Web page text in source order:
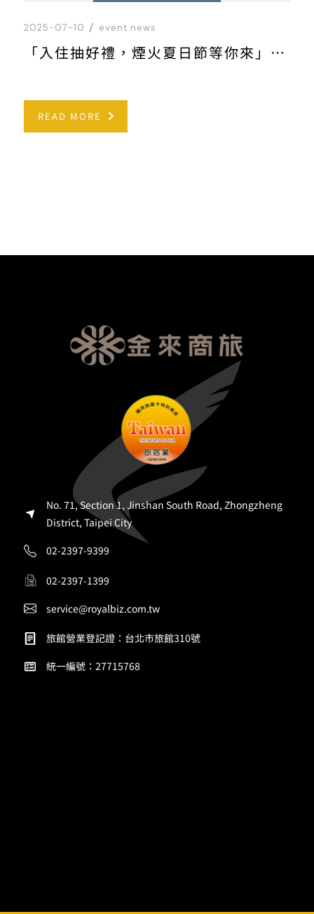
2025-07-10 event news
「入住抽好禮，煙火夏日節等你來」專案說明
READ MORE
No. 71, Section 1, Jinshan South Road, Zhongzheng
District, Taipei City
02-2397-9399
02-2397-1399
service@royalbiz.com.tw
旅館營業登記證：台北市旅館310號
統一編號：27715768